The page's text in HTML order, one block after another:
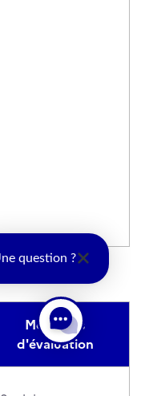
(Bloc
Modalités
d'évaluation
question ?